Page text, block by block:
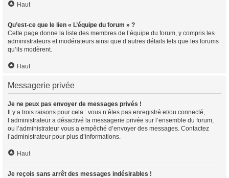
Haut
Qu’est-ce que le lien « L’équipe du forum » ?
Cette page donne la liste des membres de l’équipe du forum, y compris les
administrateurs et modérateurs ainsi que d’autres détails tels que les forums
qu’ils modèrent.
Haut
Messagerie privée
Je ne peux pas envoyer de messages privés !
Il y a trois raisons pour cela : vous n’êtes pas enregistré et/ou connecté,
l’administrateur a désactivé la messagerie privée sur l’ensemble du forum,
ou l’administrateur vous a empêché d’envoyer des messages. Contactez
l’administrateur pour plus d’informations.
Haut
Je reçois sans arrêt des messages indésirables !